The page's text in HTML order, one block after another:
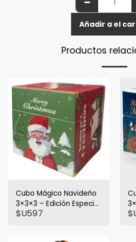
Añadir a el
Productos
Cubo Mágico Navideño
3×3×3 – Edición Especial
de Fiestas
$U597